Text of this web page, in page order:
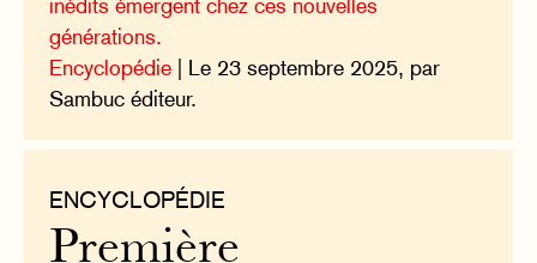
inédits émergent chez ces nouvelles
générations.
Encyclopédie | Le 23 septembre 2025, par
Sambuc éditeur.
ENCYCLOPÉDIE
Première